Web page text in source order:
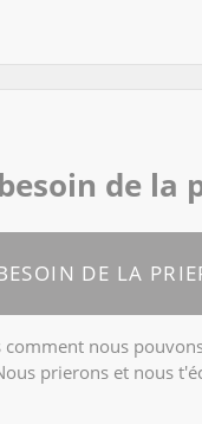
de la
DE LA
comment nous
prierons et nous